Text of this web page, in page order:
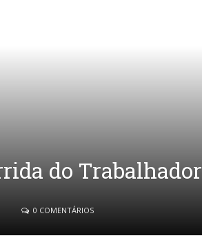
do Trabalhador
0 COMENTÁRIOS